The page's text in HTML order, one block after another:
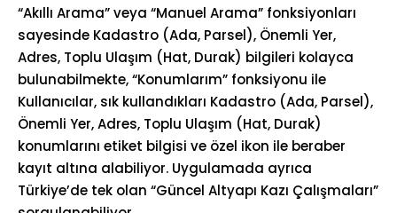
“Akıllı Arama” veya “Manuel Arama” fonksiyonları
sayesinde Kadastro (Ada, Parsel), Önemli Yer,
Adres, Toplu Ulaşım (Hat, Durak) bilgileri kolayca
bulunabilmekte, “Konumlarım” fonksiyonu ile
Kullanıcılar, sık kullandıkları Kadastro (Ada, Parsel),
Önemli Yer, Adres, Toplu Ulaşım (Hat, Durak)
konumlarını etiket bilgisi ve özel ikon ile beraber
kayıt altına alabiliyor. Uygulamada ayrıca
Türkiye’de tek olan “Güncel Altyapı Kazı Çalışmaları”